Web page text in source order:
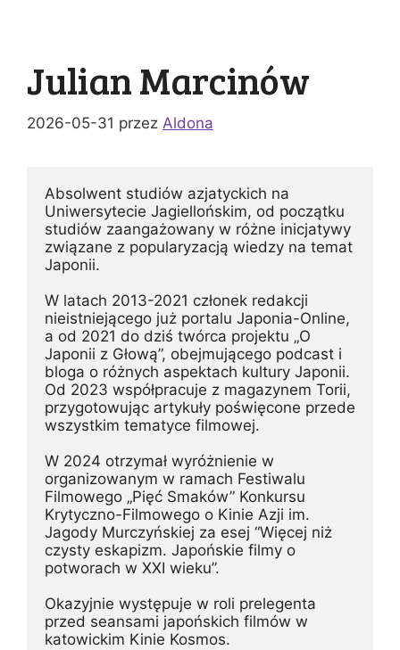
Julian Marcinów
2026-05-31 przez Aldona
Absolwent studiów azjatyckich na
Uniwersytecie Jagiellońskim, od początku
studiów zaangażowany w różne inicjatywy
związane z popularyzacją wiedzy na temat
Japonii.
W latach 2013-2021 członek redakcji
nieistniejącego już portalu Japonia-Online,
a od 2021 do dziś twórca projektu „O
Japonii z Głową”, obejmującego podcast i
bloga o różnych aspektach kultury Japonii.
Od 2023 współpracuje z magazynem Torii,
przygotowując artykuły poświęcone przede
wszystkim tematyce filmowej.
W 2024 otrzymał wyróżnienie w
organizowanym w ramach Festiwalu
Filmowego „Pięć Smaków” Konkursu
Krytyczno-Filmowego o Kinie Azji im.
Jagody Murczyńskiej za esej “Więcej niż
czysty eskapizm. Japońskie filmy o
potworach w XXI wieku”.
Okazyjnie występuje w roli prelegenta
przed seansami japońskich filmów w
katowickim Kinie Kosmos.